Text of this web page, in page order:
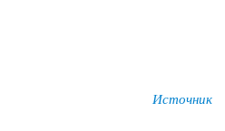
Источник